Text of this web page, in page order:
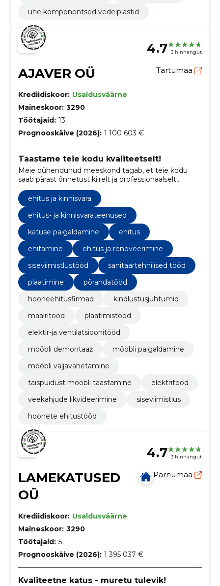
ühe komponentsed vedelplastid
4.7 3 hinnangut
AJAVER OÜ Tartumaa
Krediidiskoor: Usaldusväärne
Maineskoor: 3290
Töötajaid: 13
Prognooskäive (2026): 1 100 603 €
Taastame teie kodu kvaliteetselt!
Meie pühendunud meeskond tagab, et teie kodu
saab pärast õnnetust kiirelt ja professionaalselt
taastatud.
ehitus ja kinnisvara
ehitus- ja kinnisvarateenused
katuse paigaldamine
ehitus
ehitamine
ehitus ja renoveerimine
siseviimistlustööd
sanitaartehnilised tööd
plaatimine
põrandatööd
hooneehitusfirmad
kindlustusjuhtumid
maalritööd
plaatimistööd
elektir-ja ventilatsioonitööd
mööbli demontaaž
mööbli paigaldamine
mööbli väljavahetamine
täispuidust mööbli taastamine
elektritööd
veekahjude likvideerimine
siseviimistlus
hoonete ehitustööd
4.7 3 hinnangut
LAMEKATUSED
OÜ
Pärnumaa
Krediidiskoor: Usaldusväärne
Maineskoor: 3290
Töötajaid: 5
Prognooskäive (2026): 1 395 037 €
Kvaliteetne katus - muretu tulevik!